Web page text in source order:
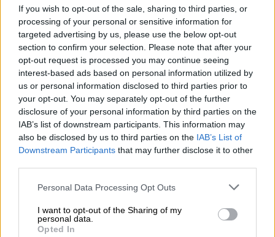
If you wish to opt-out of the sale, sharing to third parties, or
processing of your personal or sensitive information for
targeted advertising by us, please use the below opt-out
section to confirm your selection. Please note that after your
opt-out request is processed you may continue seeing
interest-based ads based on personal information utilized by
us or personal information disclosed to third parties prior to
your opt-out. You may separately opt-out of the further
disclosure of your personal information by third parties on the
IAB’s list of downstream participants. This information may
also be disclosed by us to third parties on the IAB’s List of
Downstream Participants that may further disclose it to other
Please note that this website/app uses one or more Google
not limited to your visit or usage behaviour. You may click to
grant or deny consent to Google and its third-party tags to
Personal Data Processing Opt Outs
I want to opt-out of the Sharing of my
personal data.
Opted In